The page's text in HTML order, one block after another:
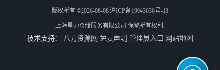
宝山区小面积托管仓库，电商仓库
版权所有 ©2026-08-08 沪ICP备19043636号-13
上海星力仓储服务有限公司 保留所有权利.
技术支持： 八方资源网 免责声明 管理员入口 网站地图